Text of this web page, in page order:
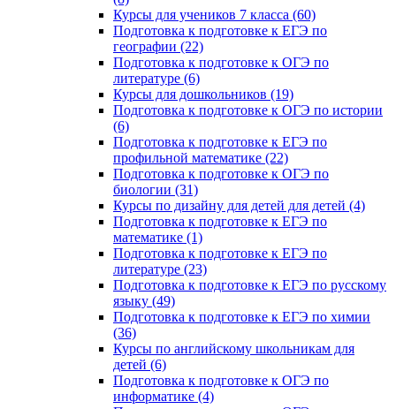
Курсы для учеников 7 класса (60)
Подготовка к подготовке к ЕГЭ по
географии (22)
Подготовка к подготовке к ОГЭ по
литературе (6)
Курсы для дошкольников (19)
Подготовка к подготовке к ОГЭ по истории
(6)
Подготовка к подготовке к ЕГЭ по
профильной математике (22)
Подготовка к подготовке к ОГЭ по
биологии (31)
Курсы по дизайну для детей для детей (4)
Подготовка к подготовке к ЕГЭ по
математике (1)
Подготовка к подготовке к ЕГЭ по
литературе (23)
Подготовка к подготовке к ЕГЭ по русскому
языку (49)
Подготовка к подготовке к ЕГЭ по химии
(36)
Курсы по английскому школьникам для
детей (6)
Подготовка к подготовке к ОГЭ по
информатике (4)